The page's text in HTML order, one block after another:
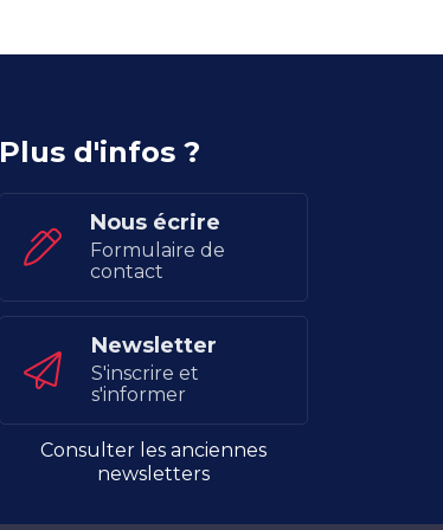
Plus d'infos ?
Nous écrire
Formulaire de
contact
Newsletter
S'inscrire et
s'informer
Consulter les anciennes
newsletters